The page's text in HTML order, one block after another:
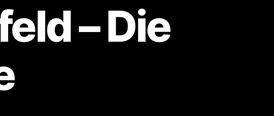
– Die